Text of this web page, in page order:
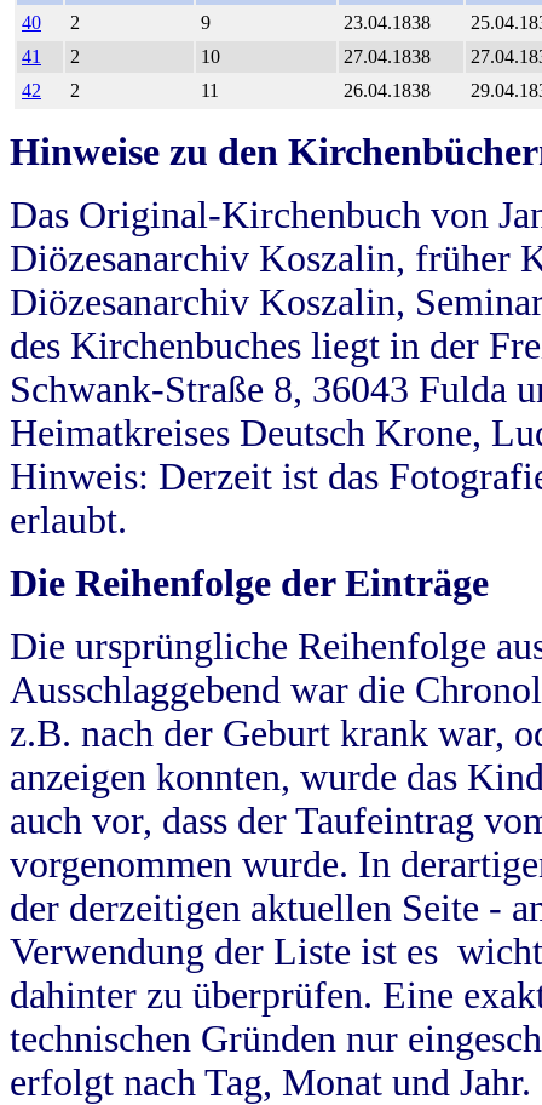
40
2 9 23.04.1838
41
2 10 27.04.1838
42
2 11 26.04.1838
Hinweise zu den
Das Original-Kirchenbuch von
Diözesanarchiv Koszalin, früher
Diözesanarchiv Koszalin,
des Kirchenbuches liegt in der
Schwank-Straße 8, 36043 Fulda
Heimatkreises Deutsch Krone,
Hinweis: Derzeit ist das
erlaubt.
Die Reihenfolge der Einträge
Die ursprüngliche Reihenfolge
Ausschlaggebend war die
z.B. nach der Geburt krank war,
anzeigen konnten, wurde das
auch vor, dass der Taufeintrag
vorgenommen wurde. In
der derzeitigen aktuellen Seite -
Verwendung der Liste ist es
dahinter zu überprüfen. Eine
technischen Gründen nur
erfolgt nach Tag, Monat und Jahr.